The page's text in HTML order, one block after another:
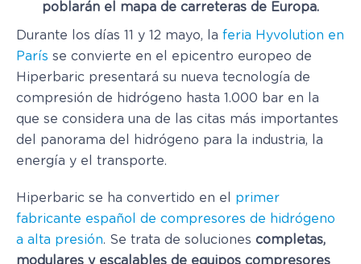
poblarán el mapa de carreteras de Europa.
Durante los días 11 y 12 mayo, la feria Hyvolution en
París se convierte en el epicentro europeo de
Hiperbaric presentará su nueva tecnología de
compresión de hidrógeno hasta 1.000 bar en la
que se considera una de las citas más importantes
del panorama del hidrógeno para la industria, la
energía y el transporte.
Hiperbaric se ha convertido en el primer
fabricante español de compresores de hidrógeno
a alta presión. Se trata de soluciones completas,
modulares y escalables de equipos compresores